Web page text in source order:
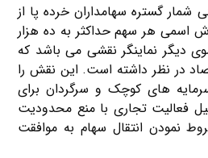
گستره سهامداران خرده پا از
هر سهم حداکثر به ده هزار
دیگر نماینگر نقشی می باشد که
در نظر داشته است. این نقش را
های کوچک و سرگردان برای
فعالیت تجاری با منع محدودیت
نمودن انتقال سهام به موافقت